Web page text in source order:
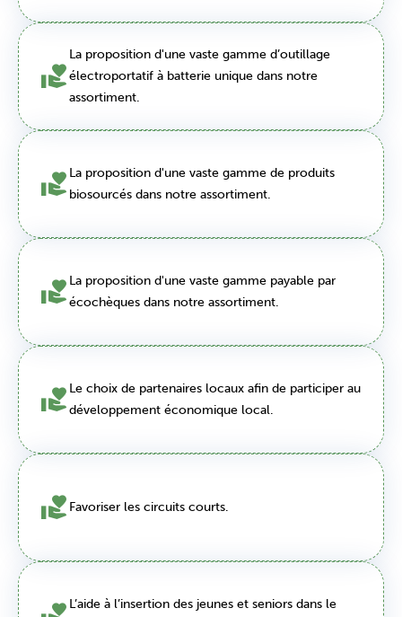
La proposition d'une vaste gamme d’outillage
électroportatif à batterie unique dans notre
assortiment.
La proposition d'une vaste gamme de produits
biosourcés dans notre assortiment.
La proposition d'une vaste gamme payable par
écochèques dans notre assortiment.
Le choix de partenaires locaux afin de participer au
développement économique local.
Favoriser les circuits courts.
L’aide à l’insertion des jeunes et seniors dans le